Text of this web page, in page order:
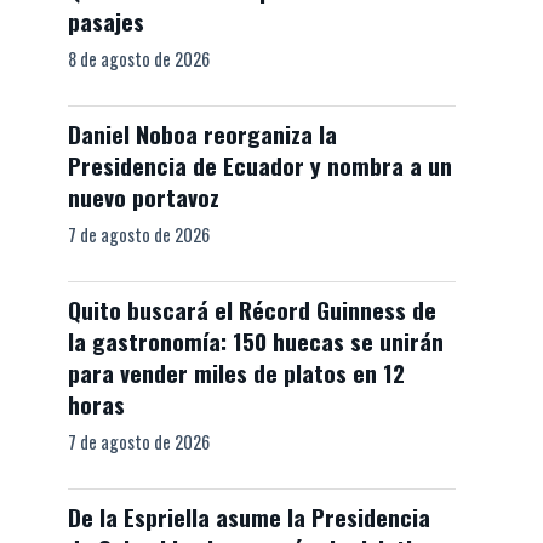
pasajes
8 de agosto de 2026
Daniel Noboa reorganiza la
Presidencia de Ecuador y nombra a un
nuevo portavoz
7 de agosto de 2026
Quito buscará el Récord Guinness de
la gastronomía: 150 huecas se unirán
para vender miles de platos en 12
horas
7 de agosto de 2026
De la Espriella asume la Presidencia